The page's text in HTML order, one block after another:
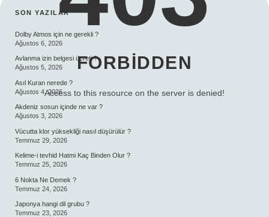
SIDEBAR
SON YAZILAR
Dolby Atmos için ne gerekli ?
Ağustos 6, 2026
Avlanma izin belgesi ücreti ?
Ağustos 5, 2026
Asıl Kuran nerede ?
Ağustos 4, 2026
Akdeniz sosun içinde ne var ?
Ağustos 3, 2026
Vücutta klor yüksekliği nasıl düşürülür ?
Temmuz 29, 2026
Kelime-i tevhid Hatmi Kaç Binden Olur ?
Temmuz 25, 2026
6 Nokta Ne Demek ?
Temmuz 24, 2026
Japonya hangi dil grubu ?
Temmuz 23, 2026
FORBIDDEN
Access to this resource on the server is denied!